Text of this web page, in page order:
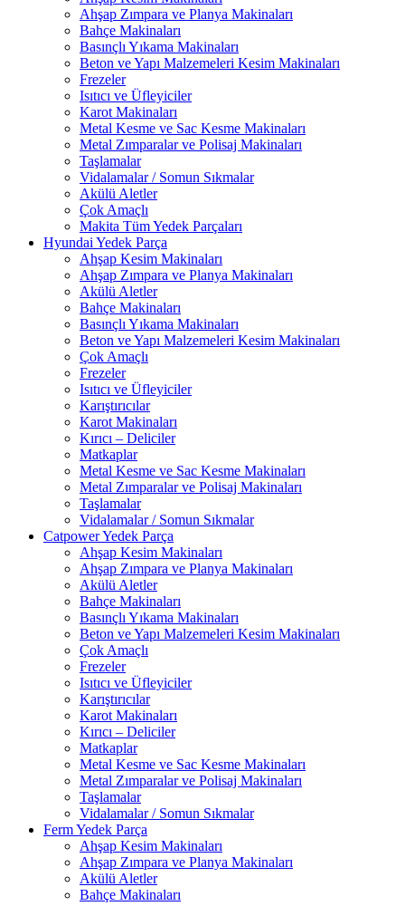
Ahşap Zımpara ve Planya Makinaları
Bahçe Makinaları
Basınçlı Yıkama Makinaları
Beton ve Yapı Malzemeleri Kesim Makinaları
Frezeler
Isıtıcı ve Üfleyiciler
Karot Makinaları
Metal Kesme ve Sac Kesme Makinaları
Metal Zımparalar ve Polisaj Makinaları
Taşlamalar
Vidalamalar / Somun Sıkmalar
Akülü Aletler
Çok Amaçlı
Makita Tüm Yedek Parçaları
Hyundai Yedek Parça
Ahşap Kesim Makinaları
Ahşap Zımpara ve Planya Makinaları
Akülü Aletler
Bahçe Makinaları
Basınçlı Yıkama Makinaları
Beton ve Yapı Malzemeleri Kesim Makinaları
Çok Amaçlı
Frezeler
Isıtıcı ve Üfleyiciler
Karıştırıcılar
Karot Makinaları
Kırıcı – Deliciler
Matkaplar
Metal Kesme ve Sac Kesme Makinaları
Metal Zımparalar ve Polisaj Makinaları
Taşlamalar
Vidalamalar / Somun Sıkmalar
Catpower Yedek Parça
Ahşap Kesim Makinaları
Ahşap Zımpara ve Planya Makinaları
Akülü Aletler
Bahçe Makinaları
Basınçlı Yıkama Makinaları
Beton ve Yapı Malzemeleri Kesim Makinaları
Çok Amaçlı
Frezeler
Isıtıcı ve Üfleyiciler
Karıştırıcılar
Karot Makinaları
Kırıcı – Deliciler
Matkaplar
Metal Kesme ve Sac Kesme Makinaları
Metal Zımparalar ve Polisaj Makinaları
Taşlamalar
Vidalamalar / Somun Sıkmalar
Ferm Yedek Parça
Ahşap Kesim Makinaları
Ahşap Zımpara ve Planya Makinaları
Akülü Aletler
Bahçe Makinaları